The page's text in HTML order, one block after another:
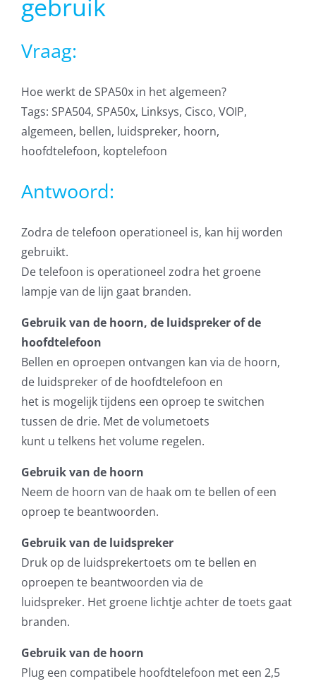
AVG
Office365
Glasvezelverbindingen
Microsoft software licenties
WordPress SLA Contract
Contact
gebruik
Vraag:
Hoe werkt de SPA50x in het algemeen?
Tags: SPA504, SPA50x, Linksys, Cisco, VOIP,
algemeen, bellen, luidspreker, hoorn,
hoofdtelefoon, koptelefoon
Antwoord:
Zodra de telefoon operationeel is, kan hij worden
gebruikt.
De telefoon is operationeel zodra het groene
lampje van de lijn gaat branden.
Gebruik van de hoorn, de luidspreker of de
hoofdtelefoon
Bellen en oproepen ontvangen kan via de hoorn,
de luidspreker of de hoofdtelefoon en
het is mogelijk tijdens een oproep te switchen
tussen de drie. Met de volumetoets
kunt u telkens het volume regelen.
Gebruik van de hoorn
Neem de hoorn van de haak om te bellen of een
oproep te beantwoorden.
Gebruik van de luidspreker
Druk op de luidsprekertoets om te bellen en
oproepen te beantwoorden via de
luidspreker. Het groene lichtje achter de toets gaat
branden.
Gebruik van de hoorn
Plug een compatibele hoofdtelefoon met een 2,5